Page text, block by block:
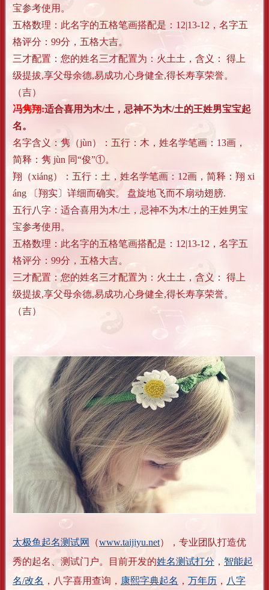
宝参考使用。
五格数理：此名字的五格笔画搭配是：12|13-12，名字五
格评分：99分，五格大吉。
三才配置：您的姓名三才配置为：火土土，含义： 得上
级提拔,享父母余德,易成功,心身健全,得长寿享荣誉。
（吉）
冯隽翔:适合喜用为木/土，忌神不为木/土的王姓男宝宝起
名。
名字含义： 隽（jùn）：五行：木，姓名学笔画：13画，
简释：隽 jùn 同“俊”①。
翔（xiáng）：五行：土，姓名学笔画：12画，简释：翔 xi
áng 〔翔实〕详细而确实。 盘旋地飞而不扇动翅膀.
五行八字：适合喜用为木/土，忌神不为木/土的王姓男宝
宝参考使用。
五格数理：此名字的五格笔画搭配是：12|13-12，名字五
格评分：99分，五格大吉。
三才配置：您的姓名三才配置为：火土土，含义： 得上
级提拔,享父母余德,易成功,心身健全,得长寿享荣誉。
（吉）
太极鱼起名测试网 （www.taijiyu.net），专业团队打造优
秀的起名、测试门户。目前开发的姓名测试打分 ， 智能起
名/改名 ，八字喜用查询， 康熙字典起名 ， 万年历 ， 八字